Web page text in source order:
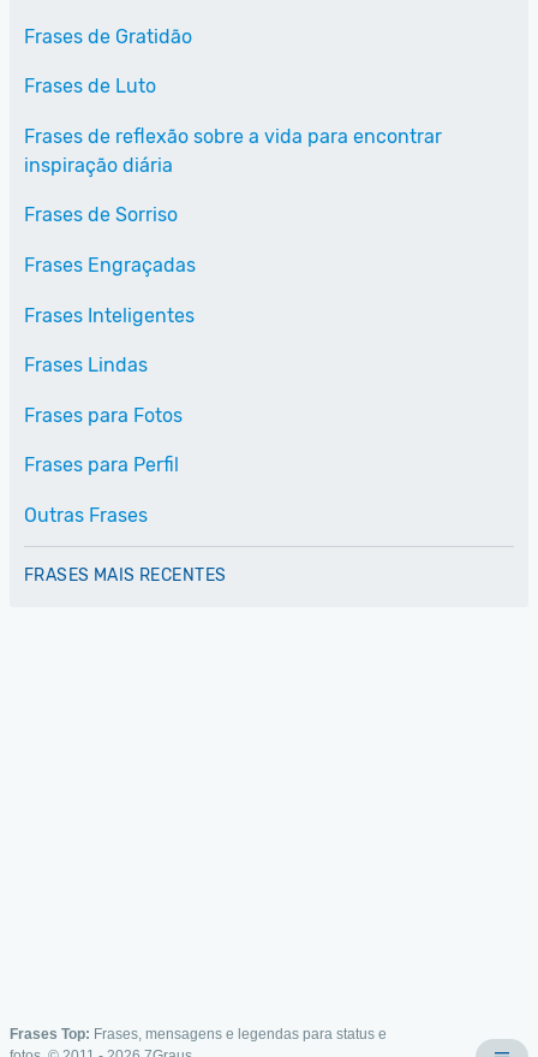
Frases de Gratidão
Frases de Luto
Frases de reflexão sobre a vida para encontrar
inspiração diária
Frases de Sorriso
Frases Engraçadas
Frases Inteligentes
Frases Lindas
Frases para Fotos
Frases para Perfil
Outras Frases
FRASES MAIS RECENTES
Frases Top: Frases, mensagens e legendas para status e